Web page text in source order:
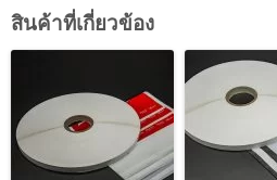
สินค้าที่เกี่ยวข้อง